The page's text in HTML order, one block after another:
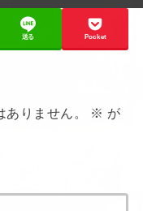
送る Pocket
りません。 ※ が